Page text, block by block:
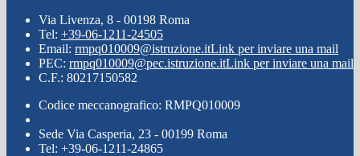
Via Livenza, 8 - 00198 Roma
Tel: +39-06-1211-24505
Email: rmpq010009@istruzione.itLink per inviare una mail
PEC: rmpq010009@pec.istruzione.itLink per inviare una mail
C.F.: 80217150582
Codice meccanografico: RMPQ010009
Sede Via Casperia, 23 - 00199 Roma
Tel: +39-06-1211-24865